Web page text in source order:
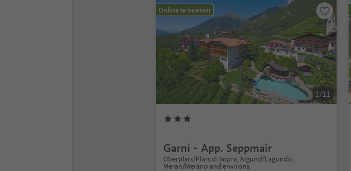
Online te boeken
1/11
Garni - App. Seppmair
Oberplars/Plars di Sopra, Algund/Lagundo,
Meran/Merano and environs